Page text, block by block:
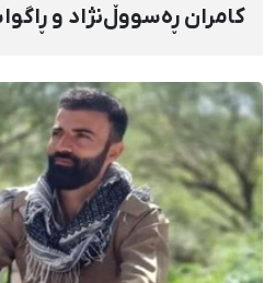
کامران ڕەسووڵ‌نژاد و